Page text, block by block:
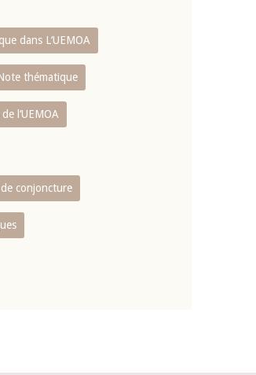
dans L‘UEMOA
thématique
l‘UEMOA
conjoncture